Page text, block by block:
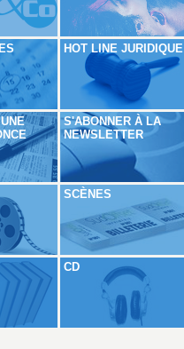
HOT LINE JURIDIQUE
S'ABONNER À LA
NEWSLETTER
SCÈNES
CD